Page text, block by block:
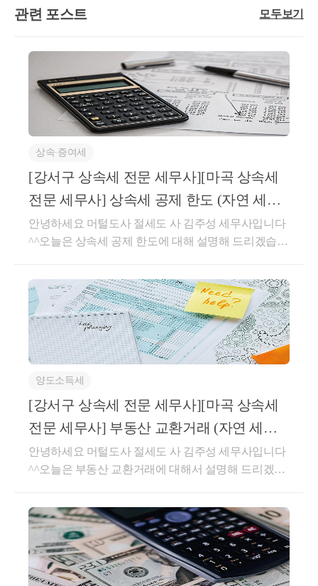
정확하게 상담해 드리겠습니다.https://naver.me/xqf2QC
산세, 법인세, 종합소득세,부가가치세등에 대해서 문
의해주시면 신속,정확하게 친절히 설명해드리겠습니
다.naver.mehttps://open.kakao.com/o/gL55goKd자연세무
회계 컨설팅 양도/상속/ 증여 상담방자연세무회계컨설
팅 김주성세무사 양도/상속/증여 상담방open.kakao.com
저작자 명시 필수 영리적 사용 불가 내용 변경 불가태
그#강서구양도세전문세무사#마곡양도세전문세무사#
마곡상속세전문세무사#마곡증여세전문세무사#강남
상속세전문세무사#강남양도세전문세무사#강남증여
세전문세무사#김포일산부천상속세전문세무사#토지
때#분양권토지거래허가구역
취득 시점신축주택 사용승인일취득 원인원시취득(신
(주 1)건축비 상당액(주 1)취득세율2.8%(원시취득)(주
1) 건축비 상당액 :총공사 원가*(조합원 소유 개별 주택
연면적/건축물 연면적)▶정비구역 지정 고시일 이전부
터 부동산을 소유하고 있던 온 조합원이 재개발 사업
의 시행으로 주택을 취득하여 1가구 1주택에 해당하면
다음과 같이 감면이 가능합니다. [재건축의 경우가 아
사업시행 인가감면 대상정비구역 지정 고시일 이전 부
동산 소유자감면요건85 제곱미터 이하 주택1가구 1주
택(일시적 2주택 포함)감면율100% 감면전용 60제곱미
터 이하:75% 감면전용 60제곱미터 ~85제곱미터이하:5
은 아래의 네이버 엑스퍼트를 이용해서 상담 주시면
친절, 신속, 정확하게 상담해 드리겠습니다.https://naver.
me/xqf2QCoi양도세 상속세 증여세 상담 : 네이버 엑스
퍼트엑스퍼트: 양도세, 상속세,증여세, 취득세 ,종합부
동산세, 재산세, 법인세, 종합소득세,부가가치세등에
대해서 문의해주시면 신속,정확하게 친절히 설명해드
리겠습니다.naver.mehttps://open.kakao.com/o/gL55goKd
회계컨설팅 김주성세무사 양도/상속/증여 상담방open.
kakao.com
관련 포스트
모두보기
상속∙증여세
[강서구 상속세 전문 세무사][마곡 상속세
전문 세무사] 상속세 공제 한도 (자연 세무
회계컨설팅)
안녕하세요 머털도사 절세도 사 김주성 세무사입니다
^^오늘은 상속세 공제 한도에 대해 설명해 드리겠습니
을 초과하여 상속재산에 합산된 사전증여까지 상속 공
제가 되지 않게끔 하기 위해서 상속 공제 한도가 존재
합니다.-상속세 과세가액에서 다음의 어느 하나에 해
당하는 가액을 뺀 금액을 한도로 합니다. [상증법 24]다
만, ③은 상속세 과세가액이 5억 원을 초과하는 경우에
만 적용합니다.① 선순위 상속인이 아닌 자에게유증등
을 한 재산의 가액 [주 1]②선순위 상속인의상속포기로
그다음 순위의 상속인이 상속받은 재산의 가액 [주 2]
산공제, 혼인 및 출산 증여재산공제, 재해손실공제에
따라 공제받은 금액이 있다면 그 증여재산가액에서 그
공제받은 금액을 뺀 가액을 말합니다 .)[주 3][주 1] ·할
경우 ·유증 받은 재산을 상속세 신고기한 이내에 반환
하는 경우에는 상속 공제 한도 적용 대상이 아닙니다.
[서면-상속증여-0426,2019.05.31][주 2]·자녀가부모보다
먼저 사망했을 때(자녀가 배우자 및 직계비속 없음), 부
모(선순위 상속인)가 상속을 포기하여 다른 자녀(형제
양도소득세
[강서구 상속세 전문 세무사][마곡 상속세
전문 세무사] 부동산 교환거래 (자연 세무
회계컨설팅)
안녕하세요 머털도사 절세도 사 김주성 세무사입니다
^^오늘은 부동산 교환거래에 대해서 설명해 드리겠습
산금액이 없는 경우정산금액이 있는 경우취득시기 및
양도시기교환계약일(계약일이 불분명한 경우 교환 등
기접수일)빠른 날(잔금 청산일, 교환 등기접수일)시가
로 교환하는 경우 양도차익 계산 및 취득가액 산정은?-
부동산을 시가로 교환하는 경우 양도가액은양도자가